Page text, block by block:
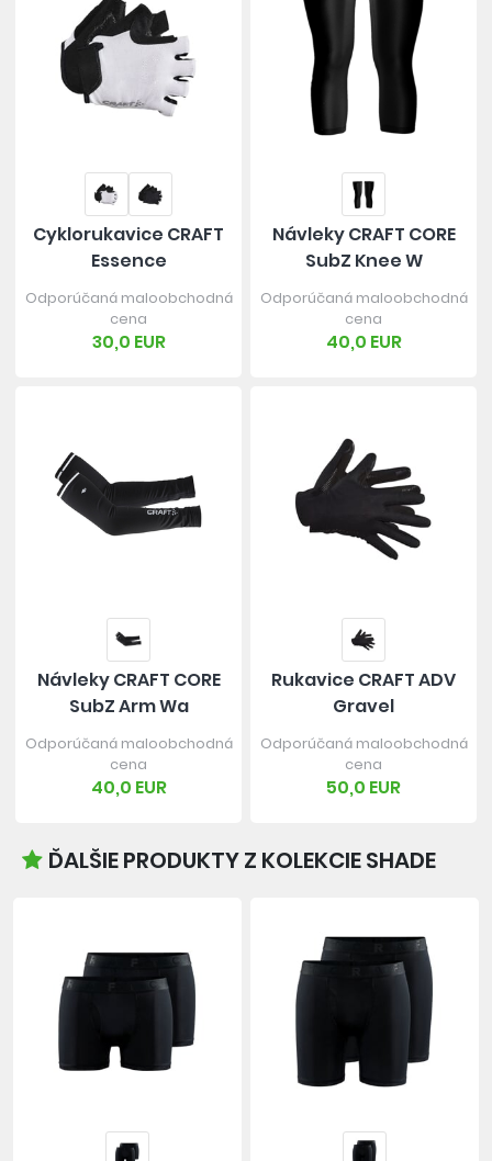
Cyklorukavice CRAFT
Essence
Odporúčaná maloobchodná
cena
30,0 EUR
Návleky CRAFT CORE
SubZ Knee W
Odporúčaná maloobchodná
cena
40,0 EUR
Návleky CRAFT CORE
SubZ Arm Wa
Odporúčaná maloobchodná
cena
40,0 EUR
Rukavice CRAFT ADV
Gravel
Odporúčaná maloobchodná
cena
50,0 EUR
ĎALŠIE PRODUKTY Z KOLEKCIE SHADE